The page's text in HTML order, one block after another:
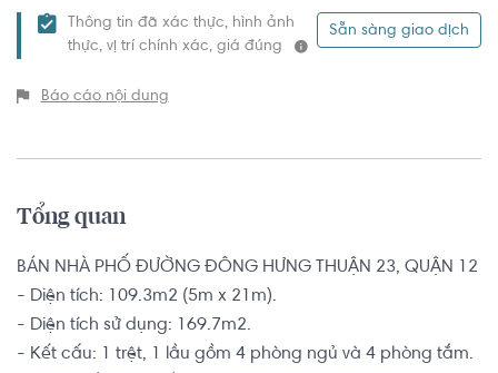
Thông tin đã xác thực, hình ảnh
thực, vị trí chính xác, giá đúng
Sẵn sàng giao dịch
Báo cáo nội dung
Tổng quan
BÁN NHÀ PHỐ ĐƯỜNG ĐÔNG HƯNG THUẬN 23, QUẬN 12
- Diện tích: 109.3m2 (5m x 21m).
- Diện tích sử dụng: 169.7m2.
- Kết cấu: 1 trệt, 1 lầu gồm 4 phòng ngủ và 4 phòng tắm.